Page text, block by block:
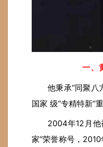
一、
他秉承“同聚八
国家 级“专精特新”
2004年12月他
家”荣誉称号，